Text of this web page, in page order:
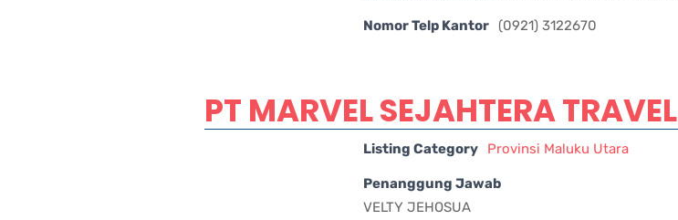
Nomor Telp Kantor (0921) 3122670
PT MARVEL SEJAHTERA TRAVEL
Listing Category Provinsi Maluku Utara
Penanggung Jawab
VELTY JEHOSUA